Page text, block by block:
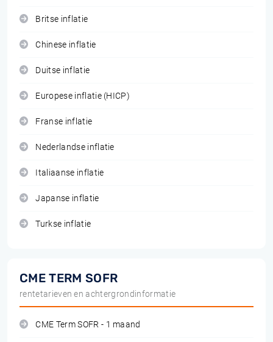
Britse inflatie
Chinese inflatie
Duitse inflatie
Europese inflatie (HICP)
Franse inflatie
Nederlandse inflatie
Italiaanse inflatie
Japanse inflatie
Turkse inflatie
CME TERM SOFR
rentetarieven en achtergrondinformatie
CME Term SOFR - 1 maand